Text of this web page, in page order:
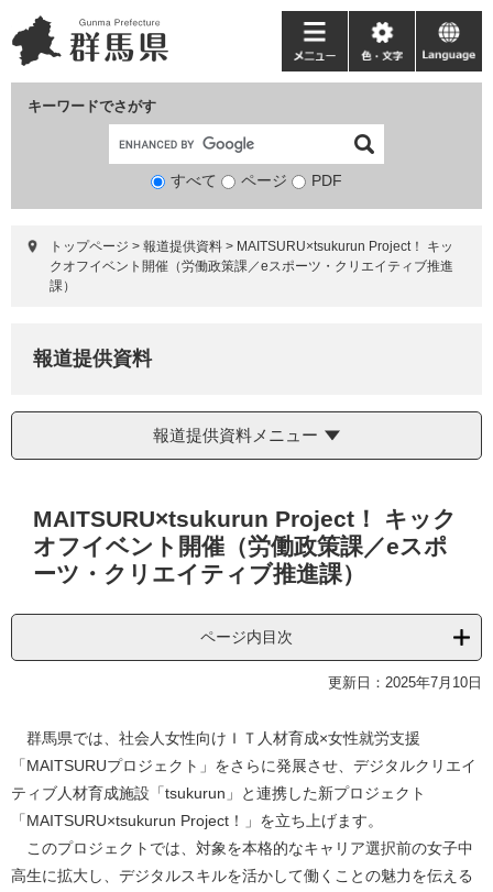
ー
ジ
ニ
ュ
て
キーワードでさがす
検
象
すべて ページ PDF
メ
ニ
ー
色・
文
language
トップページ > 報道提供資料 > MAITSURU×tsukurun Project！ キッ
クオフイベント開催（労働政策課／eスポーツ・クリエイティブ推進
課）
報道提供資料
報道提供資料メニュー
MAITSURU×tsukurun Project！ キック
オフイベント開催（労働政策課／eスポ
ーツ・クリエイティブ推進課）
ページ内目次
更新日：2025年7月10日
群馬県では、社会人女性向けＩＴ人材育成×女性就労支援
「MAITSURUプロジェクト」をさらに発展させ、デジタルクリエイ
ティブ人材育成施設「tsukurun」と連携した新プロジェクト
「MAITSURU×tsukurun Project！」を立ち上げます。
このプロジェクトでは、対象を本格的なキャリア選択前の女子中
高生に拡大し、デジタルスキルを活かして働くことの魅力を伝える